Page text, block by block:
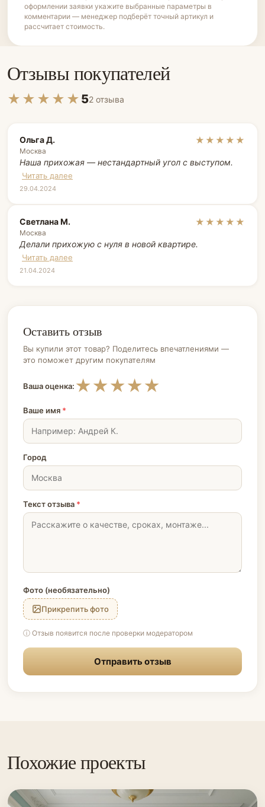
оформлении заявки укажите выбранные параметры в
комментарии — менеджер подберёт точный артикул и
рассчитает стоимость.
Отзывы покупателей
★★★★★ 52 отзыва
Ольга Д.
Москва
★★★★★
Наша прихожая — нестандартный угол с выступом.
Читать далее
29.04.2024
Светлана М.
Москва
★★★★★
Делали прихожую с нуля в новой квартире.
Читать далее
21.04.2024
Оставить отзыв
Вы купили этот товар? Поделитесь впечатлениями —
это поможет другим покупателям
Ваша оценка: ★
★
★
★
★
Ваше имя *
Город
Текст отзыва *
Фото (необязательно)
Прикрепить фото
ⓘ Отзыв появится после проверки модератором
Отправить отзыв
Похожие проекты